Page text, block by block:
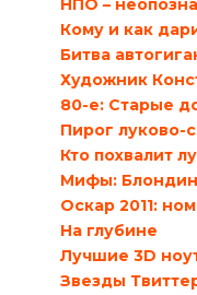
НПО –
Кому и как
Битва
Художник
80-е: Старые
Пирог луково-
Кто похвалит
Мифы:
Оскар 2011:
На глубине
Лучшие 3D
Звезды